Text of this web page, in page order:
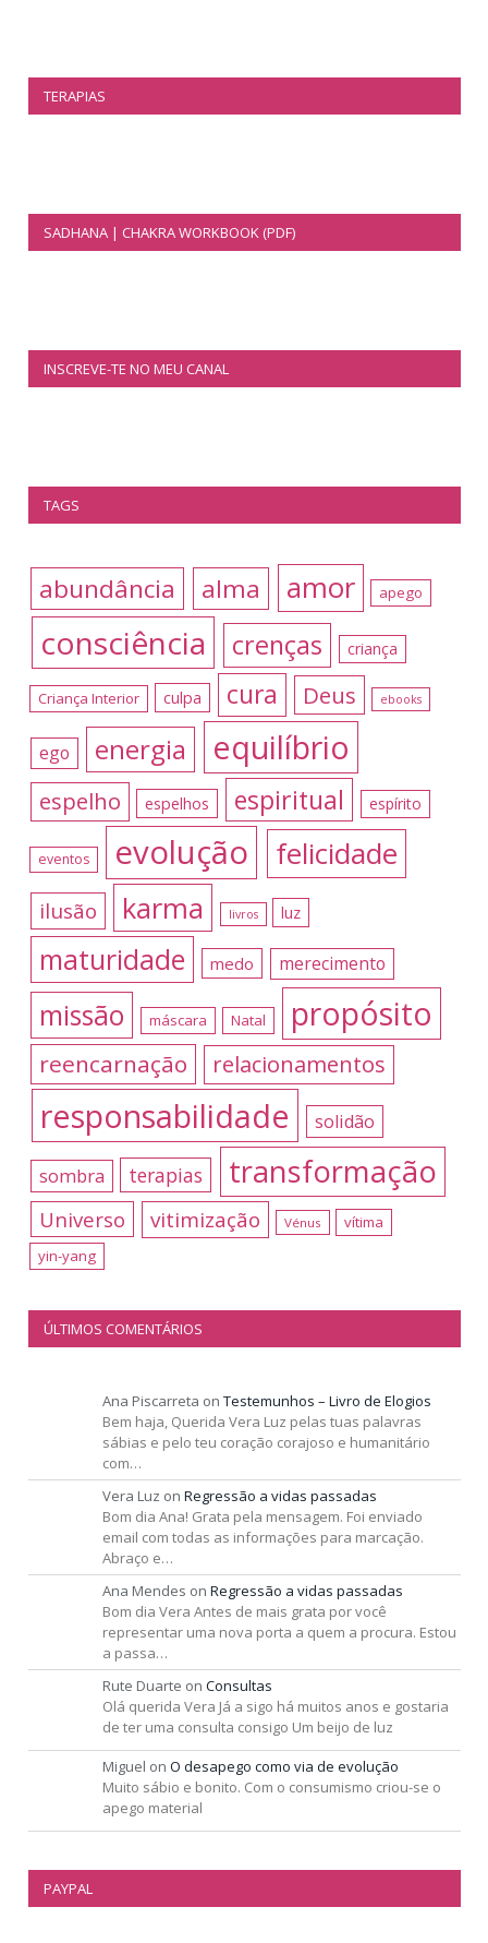
TERAPIAS
SADHANA | CHAKRA WORKBOOK (PDF)
INSCREVE-TE NO MEU CANAL
TAGS
abundância alma amor apego
consciência crenças criança
Criança Interior culpa cura Deus ebooks
ego energia equilíbrio
espelho espelhos espiritual espírito
eventos evolução felicidade
ilusão karma livros luz
maturidade medo merecimento
missão máscara Natal propósito
reencarnação relacionamentos
responsabilidade solidão
sombra terapias transformação
Universo vitimização Vénus
vítima
yin-yang
ÚLTIMOS COMENTÁRIOS
Ana Piscarreta on Testemunhos – Livro de Elogios
Bem haja, Querida Vera Luz pelas tuas palavras
sábias e pelo teu coração corajoso e humanitário
com…
Vera Luz on Regressão a vidas passadas
Bom dia Ana! Grata pela mensagem. Foi enviado
email com todas as informações para marcação.
Abraço e…
Ana Mendes on Regressão a vidas passadas
Bom dia Vera Antes de mais grata por você
representar uma nova porta a quem a procura. Estou
a passa…
Rute Duarte on Consultas
Olá querida Vera Já a sigo há muitos anos e gostaria
de ter uma consulta consigo Um beijo de luz
Miguel on O desapego como via de evolução
Muito sábio e bonito. Com o consumismo criou-se o
apego material
PAYPAL